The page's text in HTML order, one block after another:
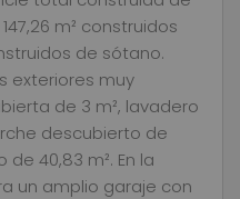
m² construidos
de sótano.
exteriores muy
de 3 m², lavadero
descubierto de
40,83 m². En la
un amplio garaje con